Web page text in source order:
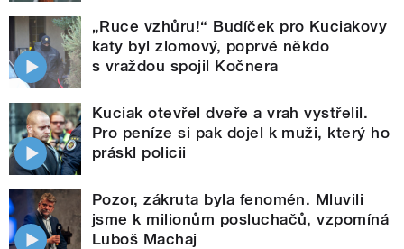
„Ruce vzhůru!“ Budíček pro Kuciakovy
katy byl zlomový, poprvé někdo
s vraždou spojil Kočnera
Kuciak otevřel dveře a vrah vystřelil.
Pro peníze si pak dojel k muži, který ho
práskl policii
Pozor, zákruta byla fenomén. Mluvili
jsme k milionům posluchačů, vzpomíná
Luboš Machaj